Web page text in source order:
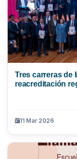
Tres carreras de
reacreditación
11 Mar 2026